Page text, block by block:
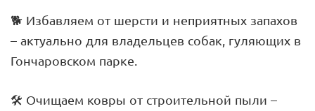
🐕 Избавляем от шерсти и неприятных запахов
– актуально для владельцев собак, гуляющих в
Гончаровском парке.
🛠 Очищаем ковры от строительной пыли –